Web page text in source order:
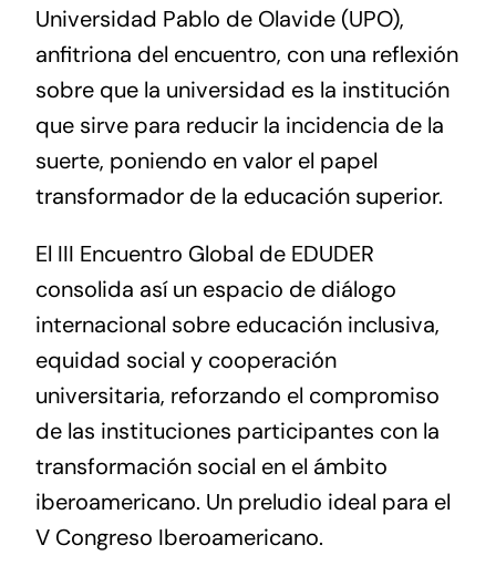
Universidad Pablo de Olavide (UPO),
anfitriona del encuentro, con una reflexión
sobre que la universidad es la institución
que sirve para reducir la incidencia de la
suerte, poniendo en valor el papel
transformador de la educación superior.
El III Encuentro Global de EDUDER
consolida así un espacio de diálogo
internacional sobre educación inclusiva,
equidad social y cooperación
universitaria, reforzando el compromiso
de las instituciones participantes con la
transformación social en el ámbito
iberoamericano. Un preludio ideal para el
V Congreso Iberoamericano.